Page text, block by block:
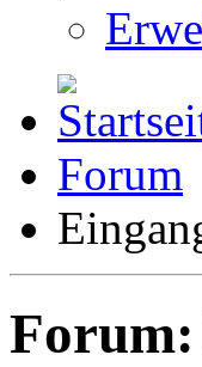
Forum
Forum: